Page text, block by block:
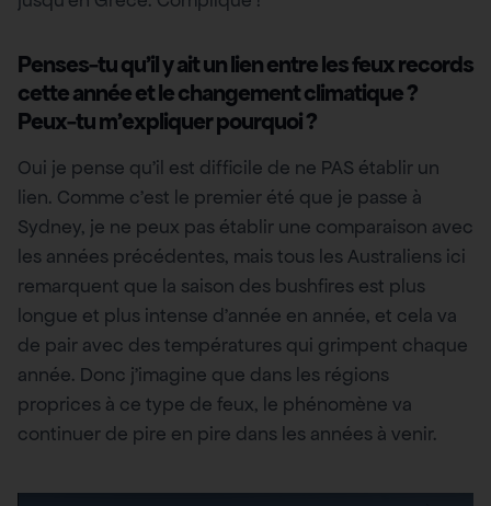
Penses-tu qu’il y ait un lien entre les feux records
cette année et le changement climatique ?
Peux-tu m’expliquer pourquoi ?
Oui je pense qu’il est difficile de ne PAS établir un
lien. Comme c’est le premier été que je passe à
Sydney, je ne peux pas établir une comparaison avec
les années précédentes, mais tous les Australiens ici
remarquent que la saison des bushfires est plus
longue et plus intense d’année en année, et cela va
de pair avec des températures qui grimpent chaque
année. Donc j’imagine que dans les régions
proprices à ce type de feux, le phénomène va
continuer de pire en pire dans les années à venir.